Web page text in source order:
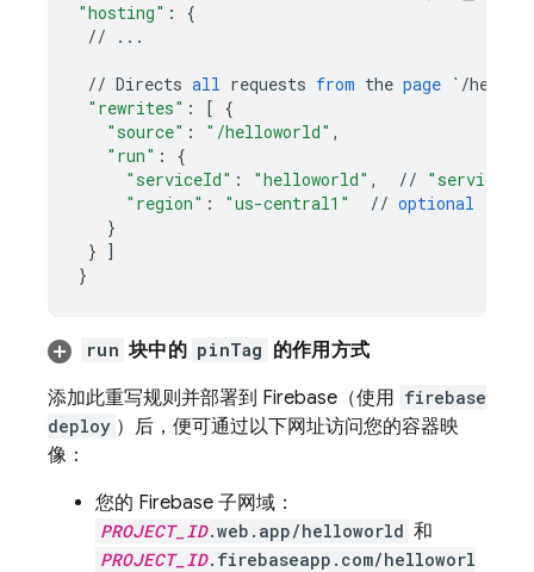
"hosting" :
{
//
...
// Directs all requests from the page `/
"rewrites" : [ {
"source" : "/helloworld" ,
"run" :
{
"serviceId" : "helloworld" , // "service
"region" : "us-central1" // optional
}
} ]
}
run 块中的 pinTag 的作用方式
添加此重写规则并部署到 Firebase（使用 firebase
deploy ）后，便可通过以下网址访问您的容器映
像：
您的 Firebase 子网域：
PROJECT_ID.web.app/helloworld 和
PROJECT_ID.firebaseapp.com/helloworl